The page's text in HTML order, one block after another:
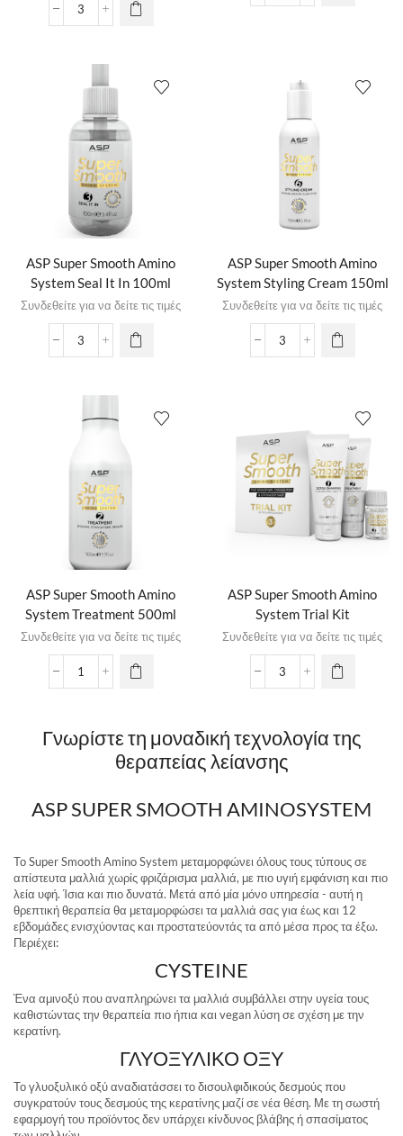
ASP Super Smooth Amino
System Seal It In 100ml
Συνδεθείτε για να δείτε τις τιμές
ASP Super Smooth Amino
System Styling Cream 150ml
Συνδεθείτε για να δείτε τις τιμές
ASP Super Smooth Amino
System Treatment 500ml
Συνδεθείτε για να δείτε τις τιμές
ASP Super Smooth Amino
System Trial Kit
Συνδεθείτε για να δείτε τις τιμές
Γνωρίστε τη μοναδική τεχνολογία της
θεραπείας λείανσης
ASP SUPER SMOOTH AMINOSYSTEM
Το Super Smooth Amino System μεταμορφώνει όλους τους τύπους σε
απίστευτα μαλλιά χωρίς φριζάρισμα μαλλιά, με πιο υγιή εμφάνιση και πιο
λεία υφή. Ίσια και πιο δυνατά. Μετά από μία μόνο υπηρεσία - αυτή η
θρεπτική θεραπεία θα μεταμορφώσει τα μαλλιά σας για έως και 12
εβδομάδες ενισχύοντας και προστατεύοντάς τα από μέσα προς τα έξω.
Περιέχει:
CYSTEINE
Ένα αμινοξύ που αναπληρώνει τα μαλλιά συμβάλλει στην υγεία τους
καθιστώντας την θεραπεία πιο ήπια και vegan λύση σε σχέση με την
κερατίνη.
ΓΛΥΟΞΥΛΙΚΟ ΟΞΥ
Το γλυοξυλικό οξύ αναδιατάσσει το δισουλφιδικούς δεσμούς που
συγκρατούν τους δεσμούς της κερατίνης μαζί σε νέα θέση. Με τη σωστή
εφαρμογή του προϊόντος δεν υπάρχει κίνδυνος βλάβης ή σπασίματος